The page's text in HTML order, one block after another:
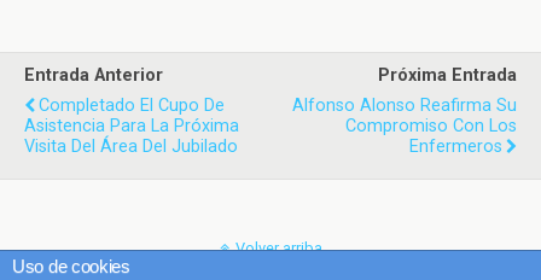
Entrada Anterior
Completado El Cupo De
Asistencia Para La Próxima
Visita Del Área Del Jubilado
Próxima Entrada
Alfonso Alonso Reafirma Su
Compromiso Con Los
Enfermeros
Volver arriba
Uso de cookies